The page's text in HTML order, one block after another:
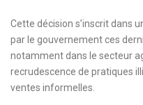
Cette décision s’inscrit dans
par le gouvernement ces
notamment dans le secteur
recrudescence de pratiques
ventes informelles.